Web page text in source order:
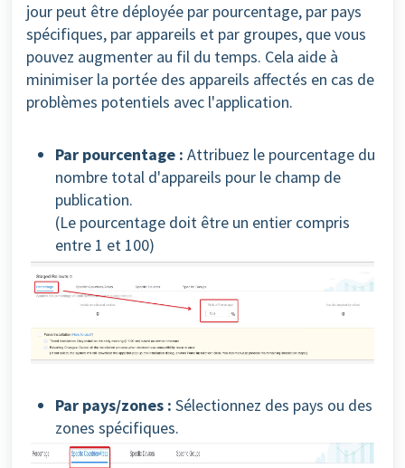
jour peut être déployée par pourcentage, par pays
spécifiques, par appareils et par groupes, que vous
pouvez augmenter au fil du temps. Cela aide à
minimiser la portée des appareils affectés en cas de
problèmes potentiels avec l'application.
Par pourcentage : Attribuez le pourcentage du
nombre total d'appareils pour le champ de
publication.
(Le pourcentage doit être un entier compris
entre 1 et 100)
Par pays/zones : Sélectionnez des pays ou des
zones spécifiques.